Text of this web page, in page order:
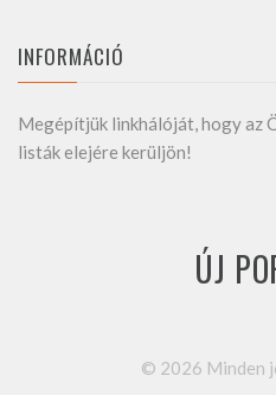
INFORMÁCIÓ
Megépítjük linkhálóját, hogy az
listák elejére kerüljön!
ÚJ
© 2026 Minden